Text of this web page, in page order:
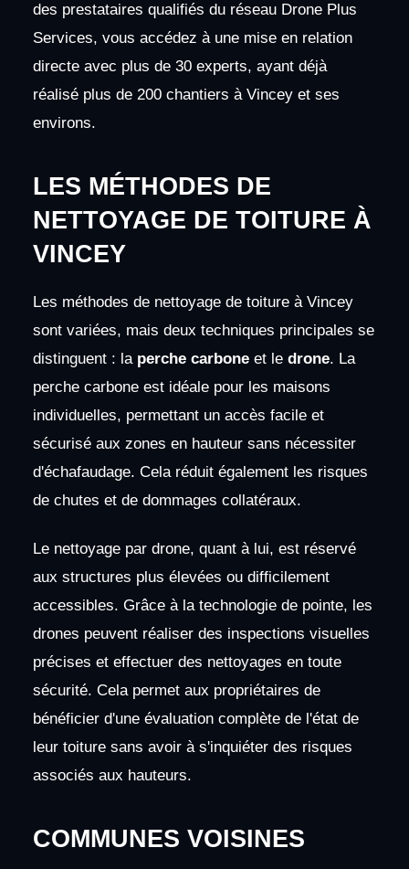
des prestataires qualifiés du réseau Drone Plus
Services, vous accédez à une mise en relation
directe avec plus de 30 experts, ayant déjà
réalisé plus de 200 chantiers à Vincey et ses
environs.
LES MÉTHODES DE
NETTOYAGE DE TOITURE À
VINCEY
Les méthodes de nettoyage de toiture à Vincey
sont variées, mais deux techniques principales se
distinguent : la perche carboneet le drone. La
perche carbone est idéale pour les maisons
individuelles, permettant un accès facile et
sécurisé aux zones en hauteur sans nécessiter
d'échafaudage. Cela réduit également les risques
de chutes et de dommages collatéraux.
Le nettoyage par drone, quant à lui, est réservé
aux structures plus élevées ou difficilement
accessibles. Grâce à la technologie de pointe, les
drones peuvent réaliser des inspections visuelles
précises et effectuer des nettoyages en toute
sécurité. Cela permet aux propriétaires de
bénéficier d'une évaluation complète de l'état de
leur toiture sans avoir à s'inquiéter des risques
associés aux hauteurs.
COMMUNES VOISINES